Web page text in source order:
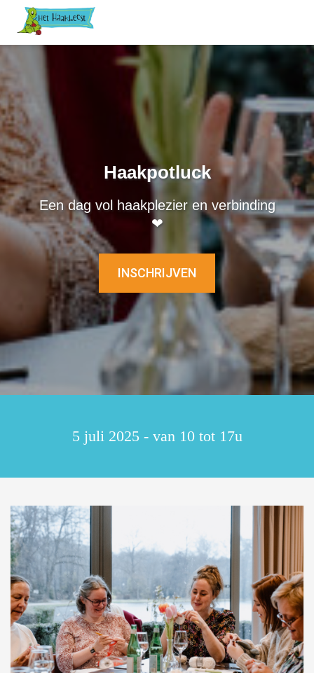
Haakpotluck
Een dag vol haakplezier en verbinding
❤
INSCHRIJVEN
5 juli 2025 - van 10 tot 17u